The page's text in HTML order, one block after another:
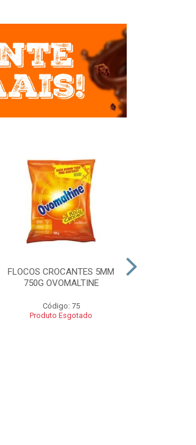
FLOCOS CROCANTES 5MM
750G OVOMALTINE
Código: 75
Produto Esgotado